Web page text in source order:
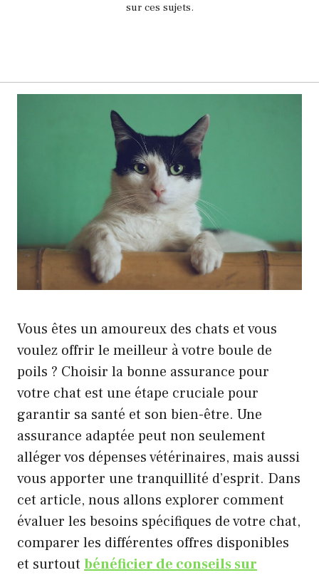
sur ces sujets.
Vous êtes un amoureux des chats et vous
voulez offrir le meilleur à votre boule de
poils ? Choisir la bonne assurance pour
votre chat est une étape cruciale pour
garantir sa santé et son bien-être. Une
assurance adaptée peut non seulement
alléger vos dépenses vétérinaires, mais aussi
vous apporter une tranquillité d’esprit. Dans
cet article, nous allons explorer comment
évaluer les besoins spécifiques de votre chat,
comparer les différentes offres disponibles
et surtout bénéficier de conseils sur